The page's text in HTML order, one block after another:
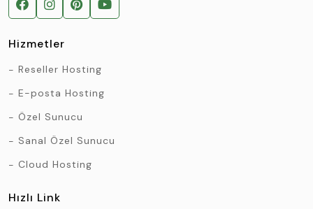
Hizmetler
Reseller Hosting
E-posta Hosting
Özel Sunucu
Sanal Özel Sunucu
Cloud Hosting
Hızlı Link